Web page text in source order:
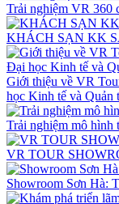
Trải nghiệm VR 360
KHÁCH SẠN KK
Giới thiệu về VR
học Kinh tế và
Trải nghiệm mô hình
VR TOUR
Showroom Sơn Hà: